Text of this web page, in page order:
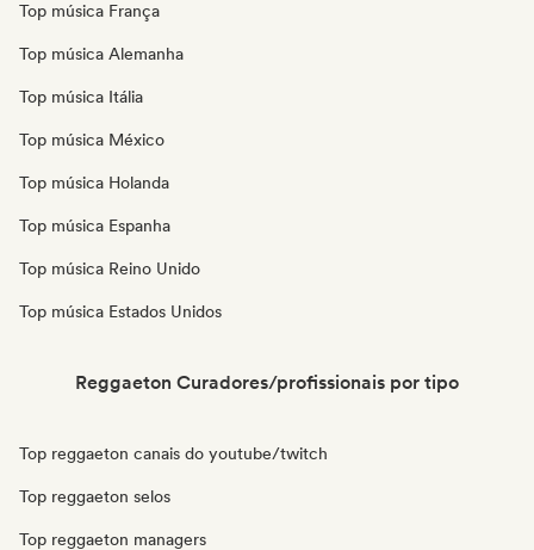
Top música França
Top música Alemanha
Top música Itália
Top música México
Top música Holanda
Top música Espanha
Top música Reino Unido
Top música Estados Unidos
Reggaeton Curadores/profissionais por tipo
Top reggaeton canais do youtube/twitch
Top reggaeton selos
Top reggaeton managers